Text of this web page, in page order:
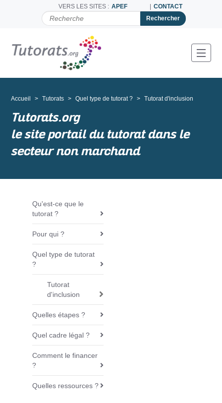
VERS LES SITES : APEF CONTACT
C
R
C
A
Accueil Tutorats Quel type de tutorat ? Tutorat d'inclusion
Tutorats.org
le site portail du tutorat dans le
secteur non marchand
N
a
v
i
g
o
n
Qu'est-ce que le
tutorat ?
Pour qui ?
Quel type de tutorat
?
Tutorat
d'inclusion
Quelles étapes ?
Quel cadre légal ?
Comment le financer
?
Quelles ressources ?